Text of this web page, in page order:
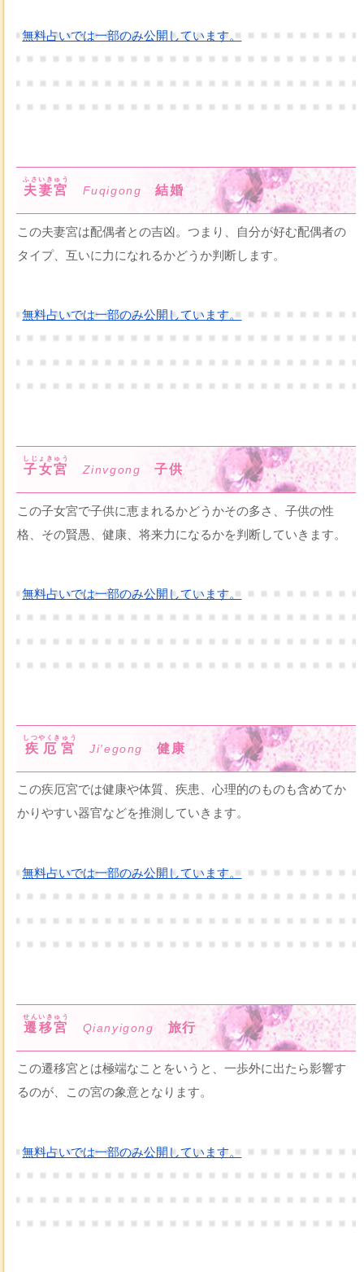
無料占いでは一部のみ公開しています。
夫妻宮
ふさいきゅう
Fuqigong 結婚
この夫妻宮は配偶者との吉凶。つまり、自分が好む配偶者の
タイプ、互いに力になれるかどうか判断します。
無料占いでは一部のみ公開しています。
子女宮
しじょきゅう
Zinvgong 子供
この子女宮で子供に恵まれるかどうかその多さ、子供の性
格、その賢愚、健康、将来力になるかを判断していきます。
無料占いでは一部のみ公開しています。
疾厄宮
しつやくきゅう
Ji'egong 健康
この疾厄宮では健康や体質、疾患、心理的のものも含めてか
かりやすい器官などを推測していきます。
無料占いでは一部のみ公開しています。
遷移宮
せんいきゅう
Qianyigong 旅行
この遷移宮とは極端なことをいうと、一歩外に出たら影響す
るのが、この宮の象意となります。
無料占いでは一部のみ公開しています。